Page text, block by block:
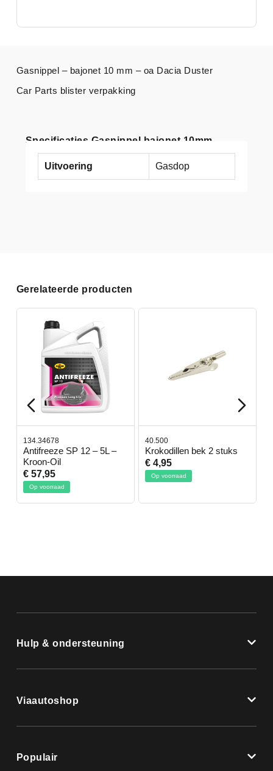
Specificaties Gasnippel bajonet 10mm
Uitvoering Gasdop
Gasnippel – bajonet 10 mm – oa Dacia Duster
Car Parts blister verpakking
Gerelateerde producten
134.34678
Antifreeze SP 12 – 5L –
Kroon-Oil
€ 57,95
Op voorraad
40.500
Krokodillen bek 2 stuks
€ 4,95
Op voorraad
Hulp & ondersteuning
Viaautoshop
Populair